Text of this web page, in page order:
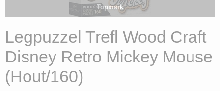
Topmerk
Legpuzzel Trefl Wood Craft
Disney Retro Mickey Mouse
(Hout/160)